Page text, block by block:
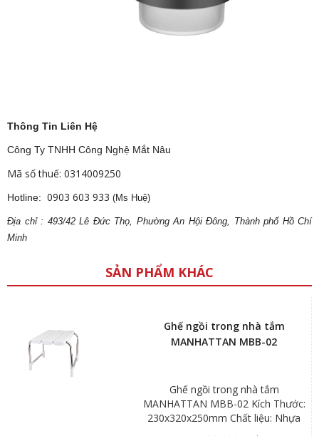
Thông Tin Liên Hệ
Công Ty TNHH Công Nghệ Mắt Nâu
Mã số thuế: 0314009250
Hotline: 0903 603 933 (Ms Huệ)
Địa chỉ : 493/42 Lê Đức Thọ, Phường An Hội Đông, Thành phố Hồ Chí
Minh
SẢN PHẨM KHÁC
Ghế ngồi trong nhà tắm
MANHATTAN MBB-02
Ghế ngồi trong nhà tắm
MANHATTAN MBB-02 Kích Thước:
230x320x250mm Chất liệu: Nhựa